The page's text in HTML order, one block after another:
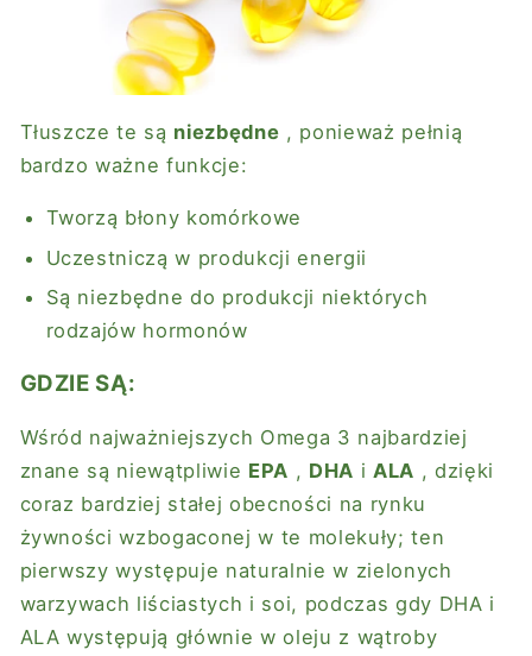
Tłuszcze te są niezbędne , ponieważ pełnią
bardzo ważne funkcje:
Tworzą błony komórkowe
Uczestniczą w produkcji energii
Są niezbędne do produkcji niektórych
rodzajów hormonów
GDZIE SĄ:
Wśród najważniejszych Omega 3 najbardziej
znane są niewątpliwie EPA , DHA i ALA , dzięki
coraz bardziej stałej obecności na rynku
żywności wzbogaconej w te molekuły; ten
pierwszy występuje naturalnie w zielonych
warzywach liściastych i soi, podczas gdy DHA i
ALA występują głównie w oleju z wątroby